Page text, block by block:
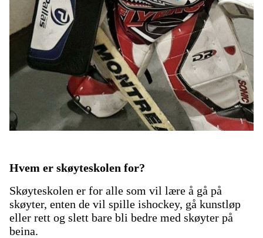
Hvem er skøyteskolen for?
Skøyteskolen er for alle som vil lære å gå på
skøyter, enten de vil spille ishockey, gå kunstløp
eller rett og slett bare bli bedre med skøyter på
beina.